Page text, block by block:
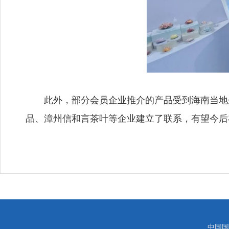
此外，部分会员企业推介的产品受到海南当
品、漳州信和言茶叶等企业建立了联系，有望今
中国